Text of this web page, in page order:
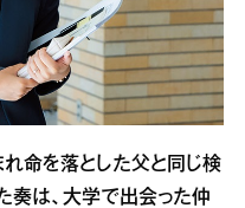
命を落とした父と同じ検
奏は、大学で出会った仲